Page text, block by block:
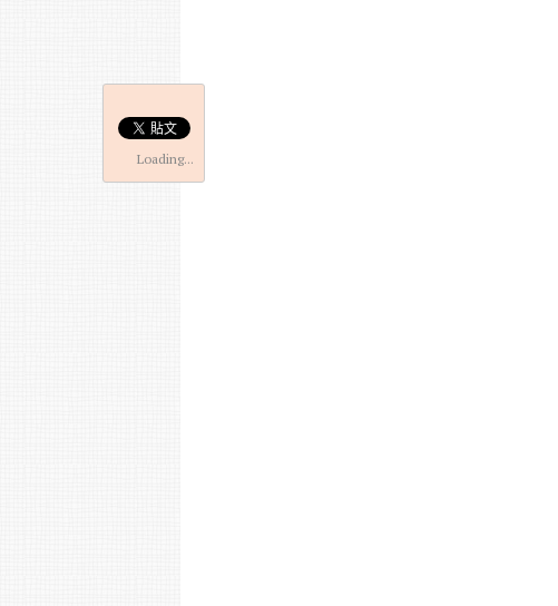
Loading...